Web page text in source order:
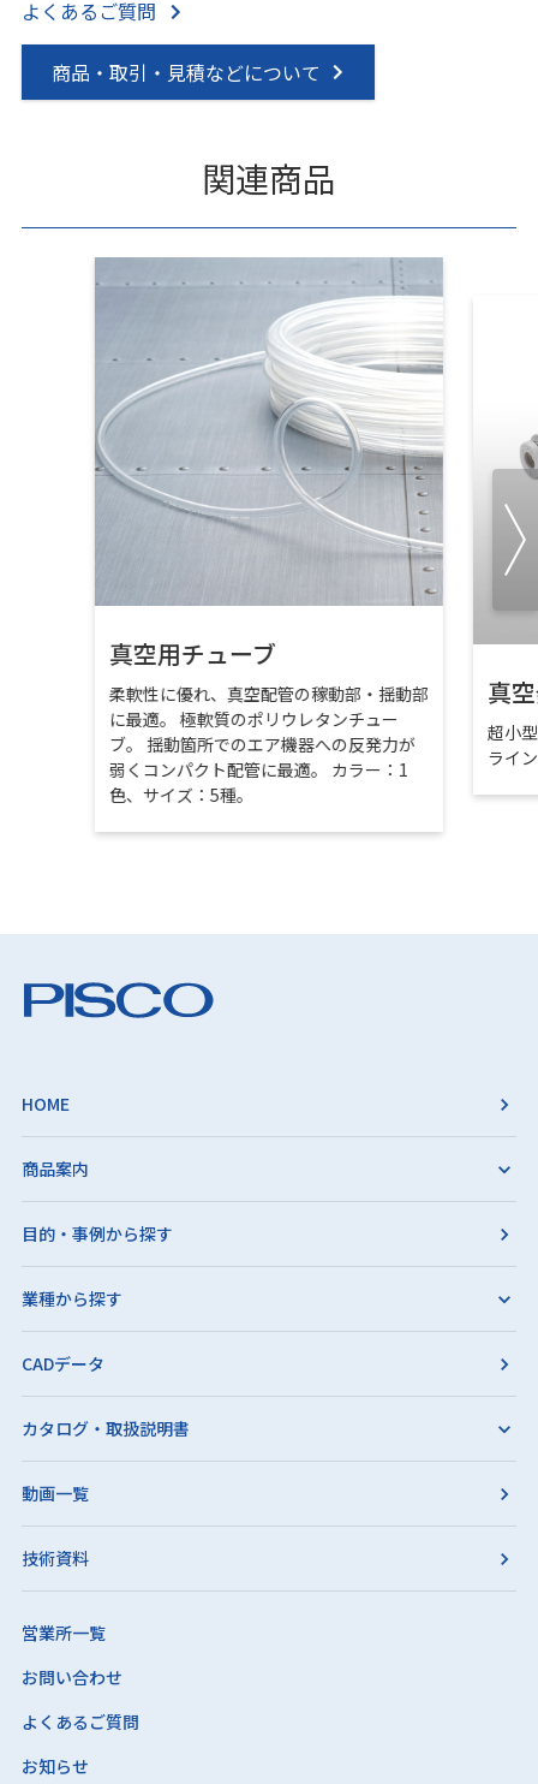
よくあるご質問
商品・取引・見積などについて
関連商品
真空用チューブ
柔軟性に優れ、真空配管の稼動部・揺動部
に最適。 極軟質のポリウレタンチュー
ブ。 揺動箇所でのエア機器への反発力が
弱くコンパクト配管に最適。 カラー：1
色、サイズ：5種。
真
超小
ライ
HOME
商品案内
目的・事例から探す
業種から探す
CADデータ
カタログ・取扱説明書
動画一覧
技術資料
営業所一覧
お問い合わせ
よくあるご質問
お知らせ